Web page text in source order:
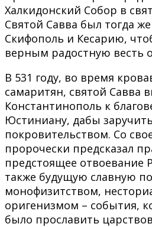
Халкидонский Собор в
Святой Савва был тогда
Скифополь и Кесарию,
верным радостную весть
В 531 году, во время
самаритян, святой Савва
Константинополь к
Юстиниану, дабы
покровительством. Со
пророчески предсказал
предстоящее отвоевание
также будущую славную
монофизитством,
оригенизмом – события,
было прославить